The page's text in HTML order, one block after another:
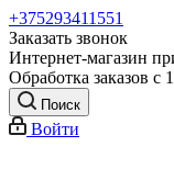
+375293411551
Заказать звонок
Интернет-магазин
Обработка заказов с
Поиск
Войти